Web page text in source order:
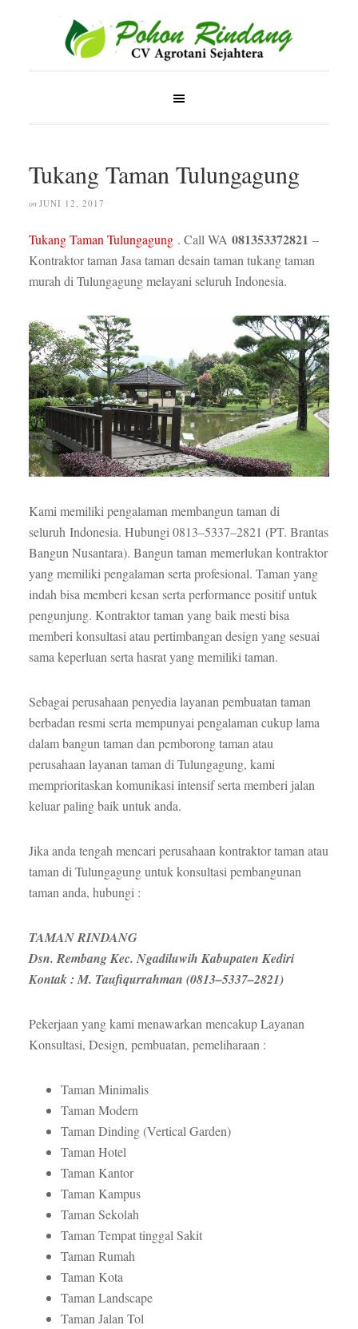
Tukang Taman Tulungagung
on JUNI 12, 2017
Tukang Taman Tulungagung. Call WA 081353372821 –
Kontraktor taman Jasa taman desain taman tukang taman
murah di Tulungagung melayani seluruh Indonesia.
Kami memiliki pengalaman membangun taman di
seluruh Indonesia. Hubungi 0813–5337–2821 (PT. Brantas
Bangun Nusantara). Bangun taman memerlukan kontraktor
yang memiliki pengalaman serta profesional. Taman yang
indah bisa memberi kesan serta performance positif untuk
pengunjung. Kontraktor taman yang baik mesti bisa
memberi konsultasi atau pertimbangan design yang sesuai
sama keperluan serta hasrat yang memiliki taman.
Sebagai perusahaan penyedia layanan pembuatan taman
berbadan resmi serta mempunyai pengalaman cukup lama
dalam bangun taman dan pemborong taman atau
perusahaan layanan taman di Tulungagung, kami
memprioritaskan komunikasi intensif serta memberi jalan
keluar paling baik untuk anda.
Jika anda tengah mencari perusahaan kontraktor taman atau
taman di Tulungagung untuk konsultasi pembangunan
taman anda, hubungi :
TAMAN RINDANG
Dsn. Rembang Kec. Ngadiluwih Kabupaten Kediri
Kontak : M. Taufiqurrahman (0813–5337–2821)
Pekerjaan yang kami menawarkan mencakup Layanan
Konsultasi, Design, pembuatan, pemeliharaan :
Taman Minimalis
Taman Modern
Taman Dinding (Vertical Garden)
Taman Hotel
Taman Kantor
Taman Kampus
Taman Sekolah
Taman Tempat tinggal Sakit
Taman Rumah
Taman Kota
Taman Landscape
Taman Jalan Tol